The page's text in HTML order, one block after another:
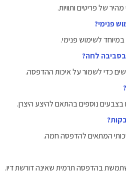
של פריטים ותוויות.
פנימי?
לחה?
כדי לשמור על איכות ההדפסה.
המתאים להדפסה חמה.